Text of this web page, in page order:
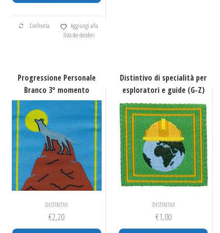
Confronta
Aggiungi alla
lista dei desideri
Progressione Personale
Branco 3° momento
DISTINTIVI
€2,20
Distintivo di specialità per
esploratori e guide (G-Z)
DISTINTIVI
€1,00